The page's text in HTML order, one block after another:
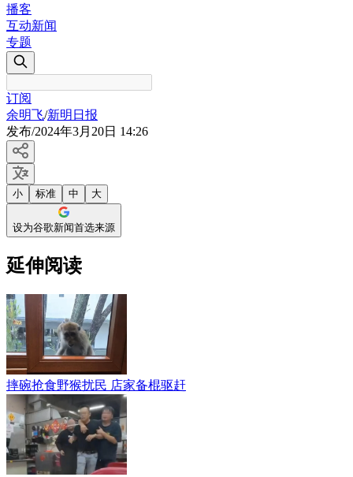
播客
互动新闻
专题
订阅
余明飞/新明日报
发布/2024年3月20日 14:26
小 标准 中 大
设为谷歌新闻首选来源
延伸阅读
摔碗抢食野猴扰民 店家备棍驱赶